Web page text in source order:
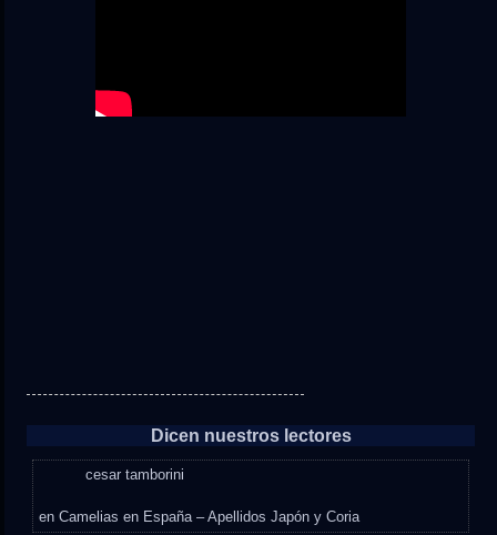
Dicen nuestros lectores
cesar tamborini
enCamelias en España – Apellidos Japón y Coria